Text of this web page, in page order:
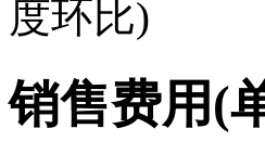
度环比)
销售费用(